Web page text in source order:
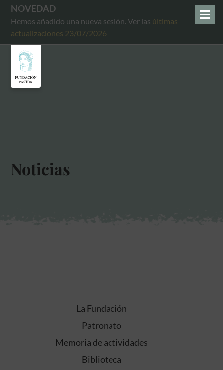
NOVEDAD
Hemos añadido una nueva sesión. Ver las últimas
actualizaciones 23/07/2026
Noticias
La Fundación
Patronato
Memoria de actividades
Biblioteca